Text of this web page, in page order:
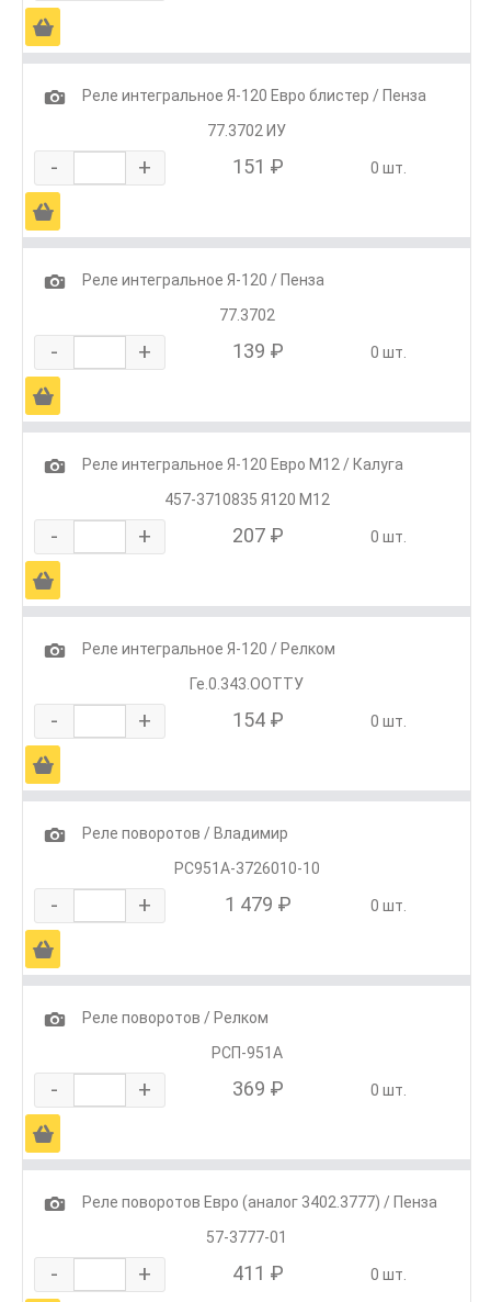
Ä
1
Реле интегральное Я-120 Евро блистер / Пенза
77.3702 ИУ
- + 151 ₽ 0 шт.
Ä
1
Реле интегральное Я-120 / Пенза
77.3702
- + 139 ₽ 0 шт.
Ä
1
Реле интегральное Я-120 Евро М12 / Калуга
457-3710835 Я120 М12
- + 207 ₽ 0 шт.
Ä
1
Реле интегральное Я-120 / Релком
Ге.0.343.ООТТУ
- + 154 ₽ 0 шт.
Ä
1
Реле поворотов / Владимир
РС951А-3726010-10
- + 1 479 ₽ 0 шт.
Ä
1
Реле поворотов / Релком
РСП-951А
- + 369 ₽ 0 шт.
Ä
1
Реле поворотов Евро (аналог 3402.3777) / Пенза
57-3777-01
- + 411 ₽ 0 шт.